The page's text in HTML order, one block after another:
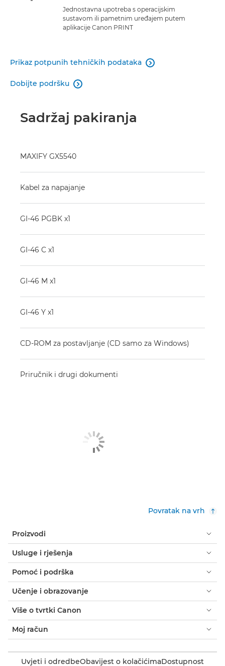
Jednostavna upotreba s operacijskim
sustavom ili pametnim uređajem putem
aplikacije Canon PRINT
Prikaz potpunih tehničkih podataka 
Dobijte podršku 
Sadržaj pakiranja
MAXIFY GX5540
Kabel za napajanje
GI-46 PGBK x1
GI-46 C x1
GI-46 M x1
GI-46 Y x1
CD-ROM za postavljanje (CD samo za Windows)
Priručnik i drugi dokumenti
Povratak na vrh
Proizvodi
Usluge i rješenja
Pomoć i podrška
Učenje i obrazovanje
Više o tvrtki Canon
Moj račun
Uvjeti i odredbeObavijest o kolačićimaDostupnost